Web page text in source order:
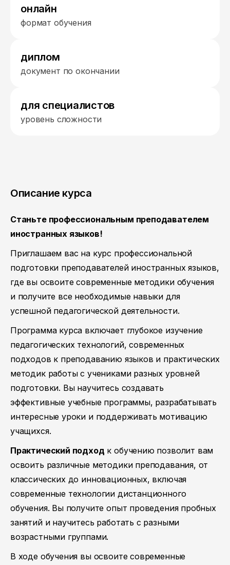
онлайн
формат обучения
диплом
документ по окончании
для специалистов
уровень сложности
Описание курса
Станьте профессиональным преподавателем
иностранных языков!
Приглашаем вас на курс профессиональной
подготовки преподавателей иностранных языков,
где вы освоите современные методики обучения
и получите все необходимые навыки для
успешной педагогической деятельности.
Программа курса включает глубокое изучение
педагогических технологий, современных
подходов к преподаванию языков и практических
методик работы с учениками разных уровней
подготовки. Вы научитесь создавать
эффективные учебные программы, разрабатывать
интересные уроки и поддерживать мотивацию
учащихся.
Практический подход к обучению позволит вам
освоить различные методики преподавания, от
классических до инновационных, включая
современные технологии дистанционного
обучения. Вы получите опыт проведения пробных
занятий и научитесь работать с разными
возрастными группами.
В ходе обучения вы освоите современные